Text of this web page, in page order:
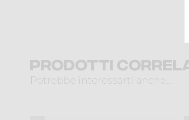
Prodotti
Potrebbe interessarti anche...